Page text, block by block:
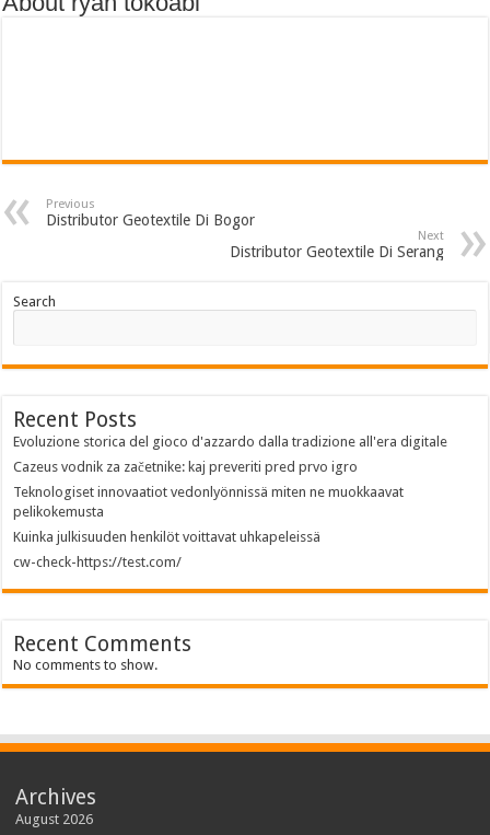
Previous
Distributor Geotextile Di Bogor
Next
Distributor Geotextile Di Serang
Search
Recent Posts
Evoluzione storica del gioco d'azzardo dalla tradizione all'era digitale
Cazeus vodnik za začetnike: kaj preveriti pred prvo igro
Teknologiset innovaatiot vedonlyönnissä miten ne muokkaavat
pelikokemusta
Kuinka julkisuuden henkilöt voittavat uhkapeleissä
cw-check-https://test.com/
Recent Comments
No comments to show.
Archives
August 2026